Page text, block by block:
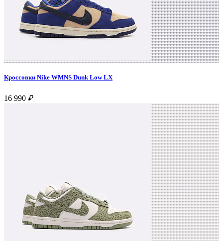
Кроссовки Nike WMNS Dunk Low LX
16 990 ₽